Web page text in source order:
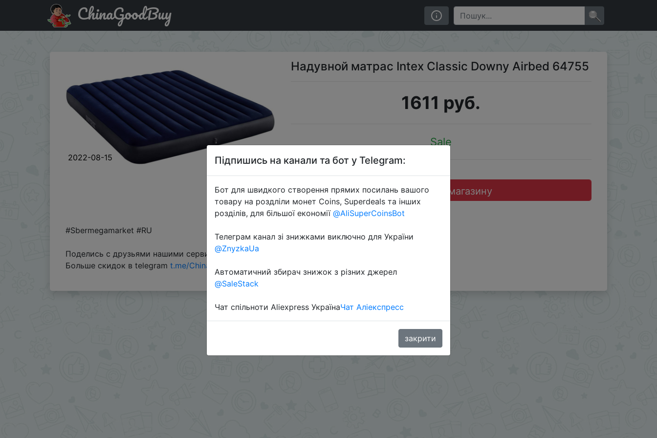
Знижка на Надувной матрас Intex Classic Downy Airbed 64755
ChinaGoodBuy
2022-08-15
Надувной матрас Intex Classic Downy Airbed 64755
1611 руб.
Sale
Перейти до магазину
#Sbermegamarket #RU
Поделись с друзьями нашими сервисами - @SKIDKOVOZ
Больше скидок в telegram t.me/ChinaGoodBuy
Підпишись на канали та бот у Telegram:
Бот для швидкого створення прямих посилань вашого
товару на роздліли монет Coins, Superdeals та інших
розділів, для більшої економії @AliSuperCoinsBot
Телеграм канал зі знижками виключно для України
@ZnyzkaUa
Автоматичний збирач знижок з різних джерел
@SaleStack
Чат спільноти Aliexpress УкраїнаЧат Аліекспресс
закрити